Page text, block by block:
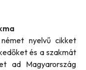
nyelvű cikket
és a szakmát
ad Magyarország